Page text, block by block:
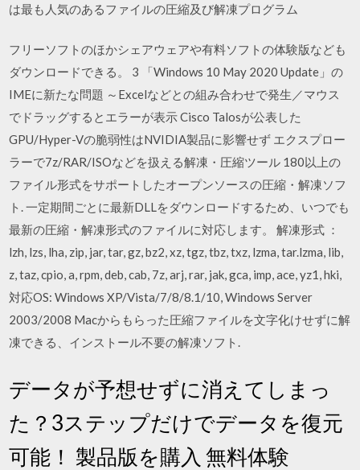
は最も人気のあるファイルの圧縮及び解凍プログラム
フリーソフトのほかシェアウェアや有料ソフトの体験版なども
ダウンロードできる。 3 「Windows 10 May 2020 Update」の
IMEに新たな問題 ～Excelなどとの組み合わせで発生／マウス
でドラッグするとエラーが表示 Cisco Talosが公表した
GPU/Hyper-Vの脆弱性はNVIDIA製品に影響せず エクスプロー
ラーで7z/RAR/ISOなどを扱える解凍・圧縮ツール 180以上の
ファイル形式をサポートしたオープンソースの圧縮・解凍ソフ
ト. 一定期間ごとに最新DLLをダウンロードするため、いつでも
最新の圧縮・解凍形式のファイルに対応します。 解凍形式 ：
lzh, lzs, lha, zip, jar, tar, gz, bz2, xz, tgz, tbz, txz, lzma, tar.lzma, lib,
z, taz, cpio, a, rpm, deb, cab, 7z, arj, rar, jak, gca, imp, ace, yz1, hki,
対応OS: Windows XP/Vista/7/8/8.1/10, Windows Server
2003/2008 Macからもらった圧縮ファイルを文字化けせずに解
凍できる、インストール不要の解凍ソフト.
データが予想せずに消えてしまっ
た？3ステップだけでデータを復元
可能！ 製品版を購入 無料体験